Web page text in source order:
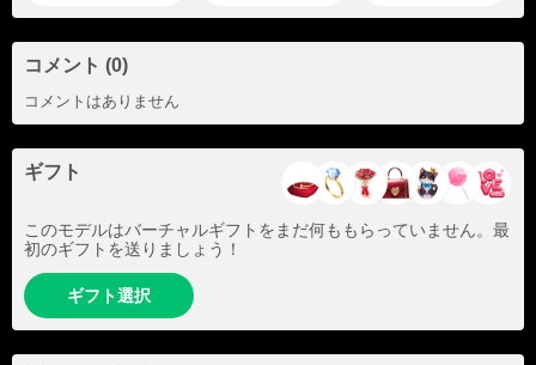
コメント (0)
コメントはありません
ギフト
このモデルはバーチャルギフトをまだ何ももらっていません。最
初のギフトを送りましょう！
ギフト選択